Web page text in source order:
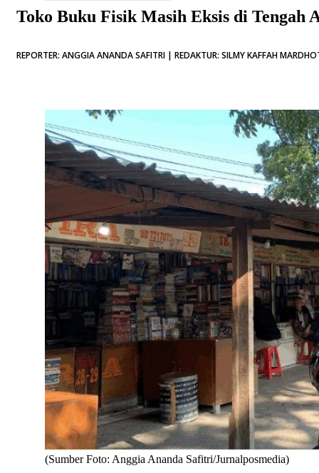
Toko Buku Fisik Masih Eksis di Tengah
REPORTER: ANGGIA ANANDA SAFITRI | REDAKTUR: SILMY KAFFAH
(Sumber Foto: Anggia Ananda Safitri/Jurnalposmedia)